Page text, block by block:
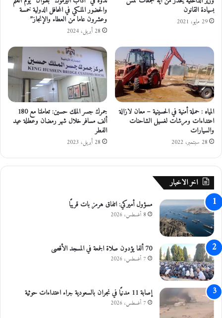
ي
اً
ن
ا
م
ي
ر
م
ح
م
د
ب
ن
ط
ل
ا
ل
بسيادة القانون
29 مايو، 2021
والحضور الملكي في المحافل الدولية خمسة
وعشرون عاما من العطاء والإنجاز”
28 أبريل، 2024
المياه : حملة أمنية في الحسينية – معان لازالة
اعتداءات ومرشات لغسيل الشاحنات
والسيارات
28 سبتمبر، 2022
جمرك جسر الملك حسين: تعاملنا مع 180
ألف مسافر خلال شهر رمضان وعطلة عيد
الفطر
28 أبريل، 2023
اخر الاخبار
مسؤول أميركي: اتفاق هرمز بات قريبًا
8 أغسطس، 2026
70 ألفا يؤدون صلاة الجمعة في المسجد الأقصى
7 أغسطس، 2026
إصابة 11 مدنيًا في نجران بالسعودية جراء اعتداءات حوثية
7 أغسطس، 2026